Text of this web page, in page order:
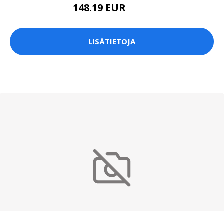
148.19 EUR
LISÄTIETOJA